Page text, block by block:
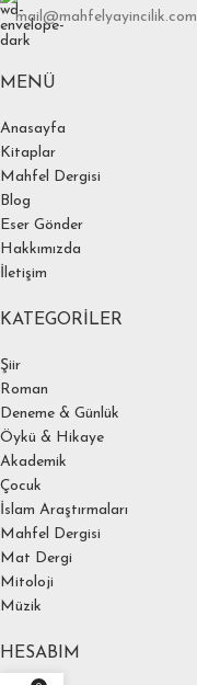
mail@mahfelyayincilik.com
MENÜ
Anasayfa
Kitaplar
Mahfel Dergisi
Blog
Eser Gönder
Hakkımızda
İletişim
KATEGORILER
Şiir
Roman
Deneme & Günlük
Öykü & Hikaye
Akademik
Çocuk
İslam Araştırmaları
Mahfel Dergisi
Mat Dergi
Mitoloji
Müzik
HESABIM